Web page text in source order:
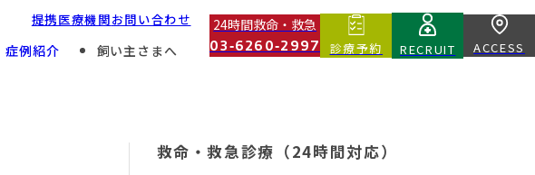
提携医療機関お問い合わせ
症例紹介 飼い主さまへ
24時間救命・救急
03‑6260‑2997
診療予約 RECRUIT ACCESS
救命・救急診療（24時間対応）